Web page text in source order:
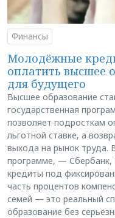
Финансы
Молодёжные
оплатить высшее
для будущего
Высшее образование
государственная
позволяет подросткам
льготной ставке, а
выхода на рынок труда.
программе, —
кредиты под
часть процентов
семей — это реальный
образование без